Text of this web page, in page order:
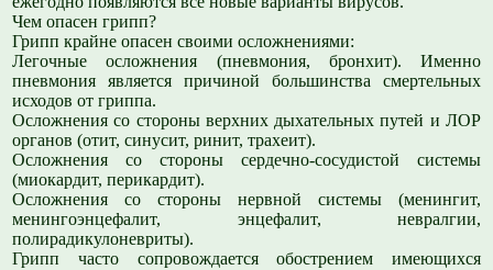
Чем опасен грипп?
Грипп крайне опасен своими осложнениями:
Легочные осложнения (пневмония, бронхит). Именно
пневмония является причиной большинства смертельных
исходов от гриппа.
Осложнения со стороны верхних дыхательных путей и ЛОР
органов (отит, синусит, ринит, трахеит).
Осложнения со стороны сердечно-сосудистой системы
(миокардит, перикардит).
Осложнения со стороны нервной системы (менингит,
менингоэнцефалит, энцефалит, невралгии,
полирадикулоневриты).
Грипп часто сопровождается обострением имеющихся